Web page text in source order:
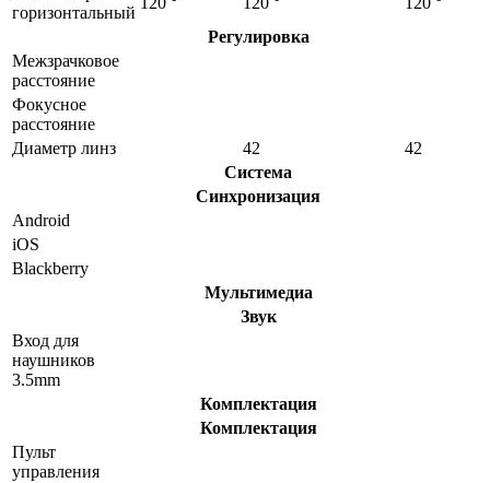
горизонтальный
Регулировка
Межзрачковое
расстояние
Фокусное
расстояние
Диаметр линз
42
42
Система
Синхронизация
Android
iOS
Blackberry
Мультимедиа
Звук
Вход для
наушников
3.5mm
Комплектация
Комплектация
Пульт
управления